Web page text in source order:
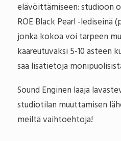
elävöittämiseen: studioon
ROE Black Pearl -lediseinä
jonka kokoa voi tarpeen
kaareutuvaksi 5-10 asteen
saa lisätietoja
Sound Enginen laaja
studiotilan muuttamisen
meiltä vaihtoehtoja!